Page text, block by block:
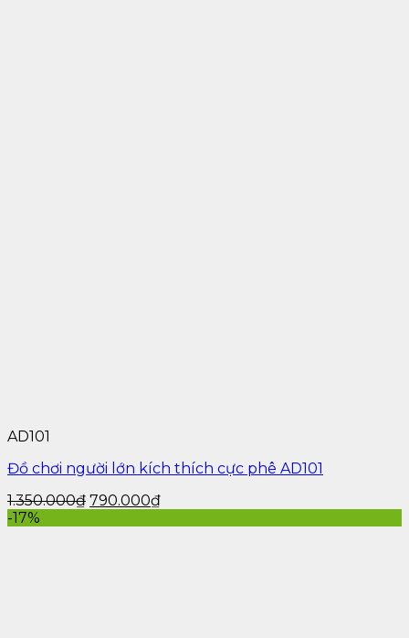
AD101
Đồ chơi người lớn kích thích cực phê AD101
1.350.000₫ 790.000₫
-17%